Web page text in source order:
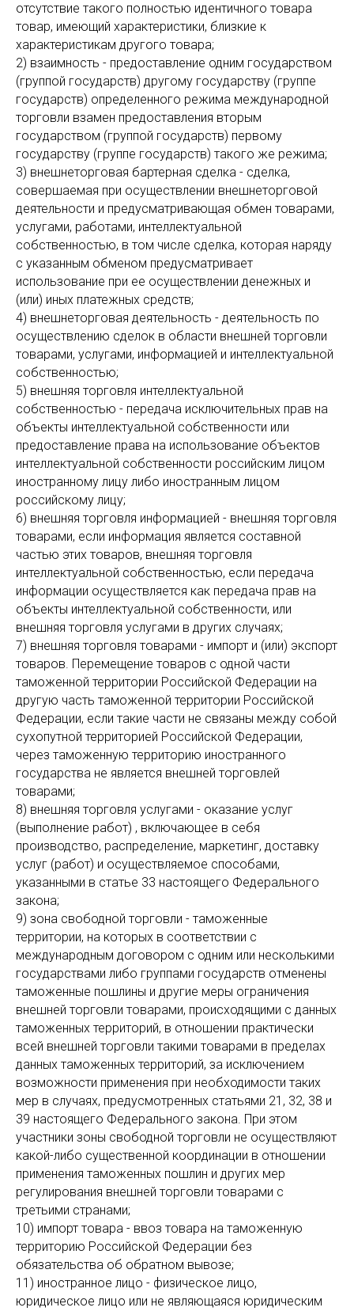
отсутствие такого полностью идентичного товара
товар, имеющий характеристики, близкие к
характеристикам другого товара;
2) взаимность - предоставление одним государством
(группой государств) другому государству (группе
государств) определенного режима международной
торговли взамен предоставления вторым
государством (группой государств) первому
государству (группе государств) такого же режима;
3) внешнеторговая бартерная сделка - сделка,
совершаемая при осуществлении внешнеторговой
деятельности и предусматривающая обмен товарами,
услугами, работами, интеллектуальной
собственностью, в том числе сделка, которая наряду
с указанным обменом предусматривает
использование при ее осуществлении денежных и
(или) иных платежных средств;
4) внешнеторговая деятельность - деятельность по
осуществлению сделок в области внешней торговли
товарами, услугами, информацией и интеллектуальной
собственностью;
5) внешняя торговля интеллектуальной
собственностью - передача исключительных прав на
объекты интеллектуальной собственности или
предоставление права на использование объектов
интеллектуальной собственности российским лицом
иностранному лицу либо иностранным лицом
российскому лицу;
6) внешняя торговля информацией - внешняя торговля
товарами, если информация является составной
частью этих товаров, внешняя торговля
интеллектуальной собственностью, если передача
информации осуществляется как передача прав на
объекты интеллектуальной собственности, или
внешняя торговля услугами в других случаях;
7) внешняя торговля товарами - импорт и (или) экспорт
товаров. Перемещение товаров с одной части
таможенной территории Российской Федерации на
другую часть таможенной территории Российской
Федерации, если такие части не связаны между собой
сухопутной территорией Российской Федерации,
через таможенную территорию иностранного
государства не является внешней торговлей
товарами;
8) внешняя торговля услугами - оказание услуг
(выполнение работ) , включающее в себя
производство, распределение, маркетинг, доставку
услуг (работ) и осуществляемое способами,
указанными в статье 33 настоящего Федерального
закона;
9) зона свободной торговли - таможенные
территории, на которых в соответствии с
международным договором с одним или несколькими
государствами либо группами государств отменены
таможенные пошлины и другие меры ограничения
внешней торговли товарами, происходящими с данных
таможенных территорий, в отношении практически
всей внешней торговли такими товарами в пределах
данных таможенных территорий, за исключением
возможности применения при необходимости таких
мер в случаях, предусмотренных статьями 21, 32, 38 и
39 настоящего Федерального закона. При этом
участники зоны свободной торговли не осуществляют
какой-либо существенной координации в отношении
применения таможенных пошлин и других мер
регулирования внешней торговли товарами с
третьими странами;
10) импорт товара - ввоз товара на таможенную
территорию Российской Федерации без
обязательства об обратном вывозе;
11) иностранное лицо - физическое лицо,
юридическое лицо или не являющаяся юридическим